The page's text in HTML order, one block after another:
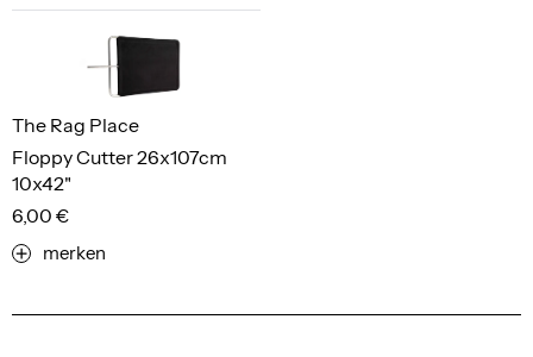
Floppy Cutter 26x107cm
10x42"
The Rag Place
6,00 €
merken